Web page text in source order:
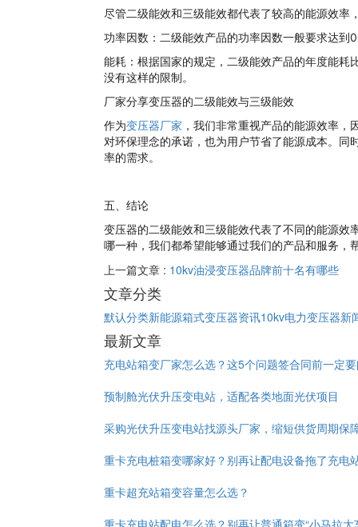
尽管二级能效和三级能效都代表了较高的能源效
功率因数：二级能效产品的功率因数一般要求达
能耗：根据国家的规定，二级能效产品的年度能
没有这样的限制。
厂家分享变压器的二级能效与三级能效
作为变压器厂家 ，我们非常重视产品的能源效率
对环保理念的承诺，也为用户节省了能源成本。
率的需求。
五、结论
变压器的二级能效和三级能效代表了不同的能源
哪一种，我们都希望能够通过我们的产品和服务，
上一篇文章 : 10kv油浸变压器品牌前十名有哪些
文章分类
默认分类新能源箱式变压器资讯10kv电力变压器新
最新文章
充电站箱变厂家怎么选？这5个问题签合同前一定
预制舱光伏升压变电站，适配各类地面光伏项目
采购光伏升压变电站找源头厂家，缩短供货周期保
重卡充电桩箱变哪家好？别再让配电设备拖了充电
重卡超充站箱变容量怎么选？
重卡充电站配电怎么选？别再让普通箱变“小马拉大